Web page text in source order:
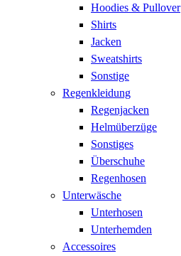
Hoodies & Pullover
Shirts
Jacken
Sweatshirts
Sonstige
Regenkleidung
Regenjacken
Helmüberzüge
Sonstiges
Überschuhe
Regenhosen
Unterwäsche
Unterhosen
Unterhemden
Accessoires